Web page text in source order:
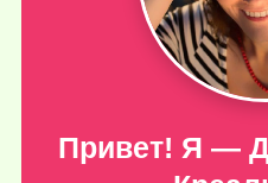
Привет! Я —